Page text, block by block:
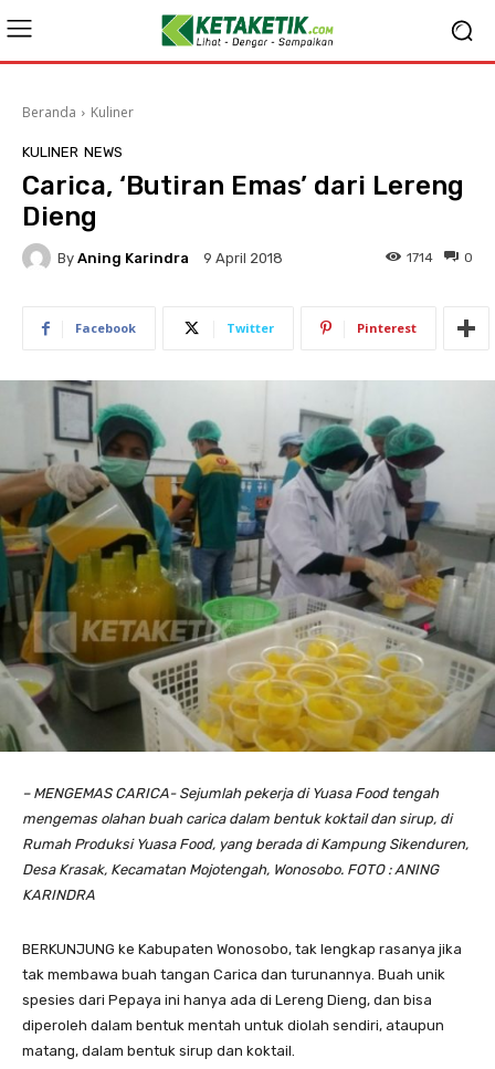
Beranda Kuliner
KULINER NEWS
Carica, ‘Butiran Emas’ dari Lereng
Dieng
By Aning Karindra 9 April 2018 0
1714
Facebook Twitter Pinterest
– MENGEMAS CARICA- Sejumlah pekerja di Yuasa Food tengah
mengemas olahan buah carica dalam bentuk koktail dan sirup, di
Rumah Produksi Yuasa Food, yang berada di Kampung Sikenduren,
Desa Krasak, Kecamatan Mojotengah, Wonosobo. FOTO : ANING
KARINDRA
BERKUNJUNG ke Kabupaten Wonosobo, tak lengkap rasanya jika
tak membawa buah tangan Carica dan turunannya. Buah unik
spesies dari Pepaya ini hanya ada di Lereng Dieng, dan bisa
diperoleh dalam bentuk mentah untuk diolah sendiri, ataupun
matang, dalam bentuk sirup dan koktail.